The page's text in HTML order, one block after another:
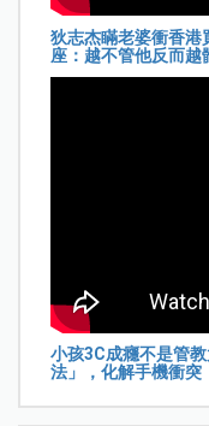
狄志杰瞞老婆衝香港
座：越不管他反而越
小孩3C成癮不是管
法」，化解手機衝突